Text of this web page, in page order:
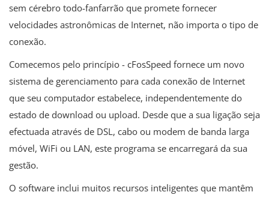
sem cérebro todo-fanfarrão que promete fornecer
velocidades astronômicas de Internet, não importa o tipo de
conexão.
Comecemos pelo princípio - cFosSpeed ​​fornece um novo
sistema de gerenciamento para cada conexão de Internet
que seu computador estabelece, independentemente do
estado de download ou upload. Desde que a sua ligação seja
efectuada através de DSL, cabo ou modem de banda larga
móvel, WiFi ou LAN, este programa se encarregará da sua
gestão.
O software inclui muitos recursos inteligentes que mantêm